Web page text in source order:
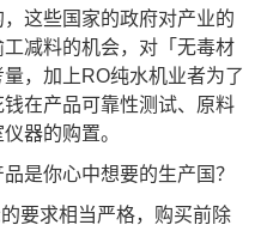
这些国家的政府对产业的
减料的机会，对「无毒材
，加上RO纯水机业者为了
在产品可靠性测试、原料
器的购置。
是你心中想要的生产国？
要求相当严格，购买前除